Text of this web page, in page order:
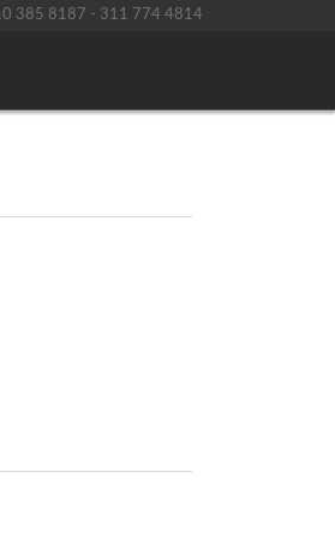
385 8187 - 311 774 4814